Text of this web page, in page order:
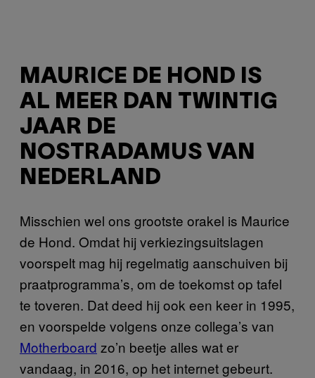
MAURICE DE HOND IS
AL MEER DAN TWINTIG
JAAR DE
NOSTRADAMUS VAN
NEDERLAND
Misschien wel ons grootste orakel is Maurice
de Hond. Omdat hij verkiezingsuitslagen
voorspelt mag hij regelmatig aanschuiven bij
praatprogramma’s, om de toekomst op tafel
te toveren. Dat deed hij ook een keer in 1995,
en voorspelde volgens onze collega’s van
Motherboard zo’n beetje alles wat er
vandaag, in 2016, op het internet gebeurt.